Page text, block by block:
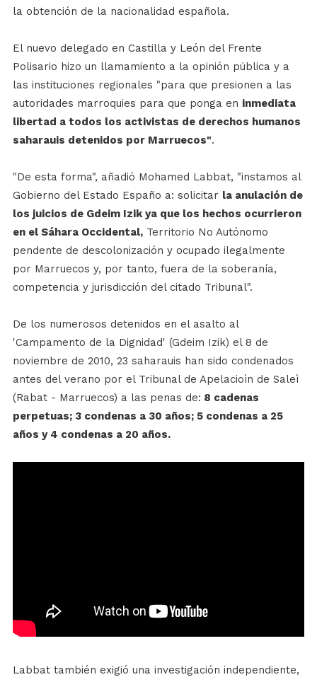
la obtención de la nacionalidad española.
El nuevo delegado en Castilla y León del Frente
Polisario hizo un llamamiento a la opinión pública y a
las instituciones regionales "para que presionen a las
autoridades marroquies para que ponga en inmediata
libertad a todos los activistas de derechos humanos
saharauis detenidos por Marruecos".
"De esta forma", añadió Mohamed Labbat, "instamos al
Gobierno del Estado Españo a: solicitar la anulación de
los juicios de Gdeim Izik ya que los hechos ocurrieron
en el Sáhara Occidental,Territorio No Autónomo
pendente de descolonización y ocupado ilegalmente
por Marruecos y, por tanto, fuera de la soberanía,
competencia y jurisdicción del citado Tribunal".
De los numerosos detenidos en el asalto al
'Campamento de la Dignidad' (Gdeim Izik) el 8 de
noviembre de 2010, 23 saharauis han sido condenados
antes del verano por el Tribunal de Apelacioìn de Saleì
(Rabat - Marruecos) a las penas de: 8 cadenas
perpetuas; 3 condenas a 30 años; 5 condenas a 25
años y 4 condenas a 20 años.
Labbat también exigió una investigación independiente,